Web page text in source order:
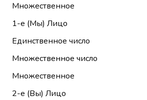
Множественное
1-е (Мы) Лицо
Единственное число
Множественное число
Множественное
2-е (Вы) Лицо